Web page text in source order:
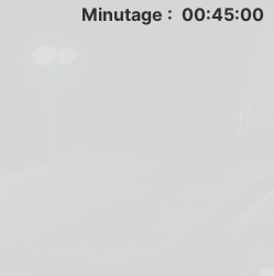
Minutage : 00:45:00